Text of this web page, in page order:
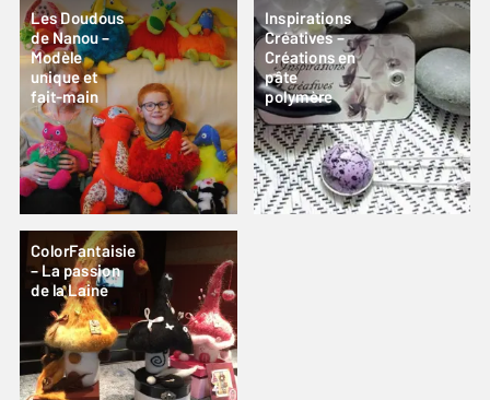
Les Doudous
de Nanou –
Modèle
unique et
fait-main
Inspirations
Créatives –
Créations en
pâte
polymère
ColorFantaisie
– La passion
de la Laine